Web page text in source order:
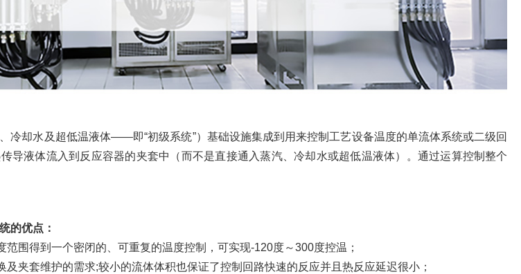
冷却水及超低温液体——即“初级系统”）基础设施集成到用来控制工艺设备温度的单流体系统或二级回
导液体流入到反应容器的夹套中（而不是直接通入蒸汽、冷却水或超低温液体）。通过运算控制整个
的优点：
围得到一个密闭的、可重复的温度控制，可实现-120度～300度控温；
及夹套维护的需求;较小的流体体积也保证了控制回路快速的反应并且热反应延迟很小；